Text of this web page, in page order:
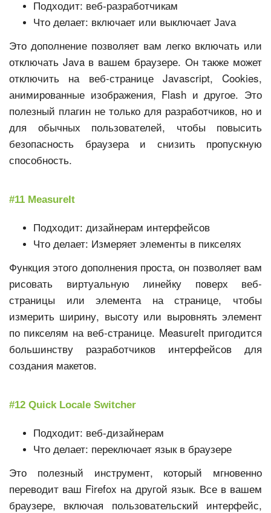
Подходит: веб-разработчикам
Что делает: включает или выключает Java
Это дополнение позволяет вам легко включать или
отключать Java в вашем браузере. Он также может
отключить на веб-странице Javascript, Cookies,
анимированные изображения, Flash и другое. Это
полезный плагин не только для разработчиков, но и
для обычных пользователей, чтобы повысить
безопасность браузера и снизить пропускную
способность.
#11 MeasureIt
Подходит: дизайнерам интерфейсов
Что делает: Измеряет элементы в пикселях
Функция этого дополнения проста, он позволяет вам
рисовать виртуальную линейку поверх веб-
страницы или элемента на странице, чтобы
измерить ширину, высоту или выровнять элемент
по пикселям на веб-странице. MeasureIt пригодится
большинству разработчиков интерфейсов для
создания макетов.
#12 Quick Locale Switcher
Подходит: веб-дизайнерам
Что делает: переключает язык в браузере
Это полезный инструмент, который мгновенно
переводит ваш Firefox на другой язык. Все в вашем
браузере, включая пользовательский интерфейс,